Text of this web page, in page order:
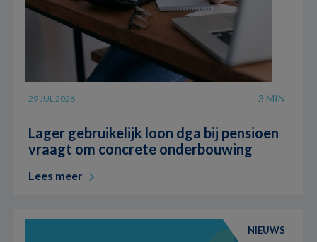
29 JUL 2026 3 MIN
Lager gebruikelijk loon dga bij pensioen
vraagt om concrete onderbouwing
Lees meer
NIEUWS